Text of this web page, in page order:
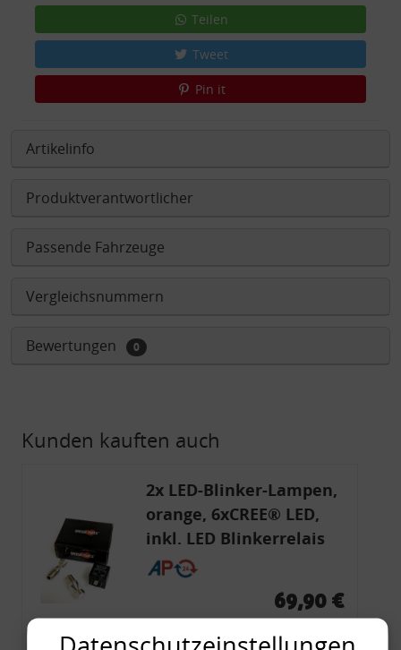
Teilen
Tweet
Pin it
Artikelinfo
Produktverantwortlicher
Passende Fahrzeuge
Vergleichsnummern
Bewertungen 0
Kunden kauften auch
2x LED-Blinker-Lampen,
orange, 6xCREE® LED,
inkl. LED Blinkerrelais
CF 14
69,90 €
69,90 € pro 1
inkl. gesetzl. MwSt., zzgl.